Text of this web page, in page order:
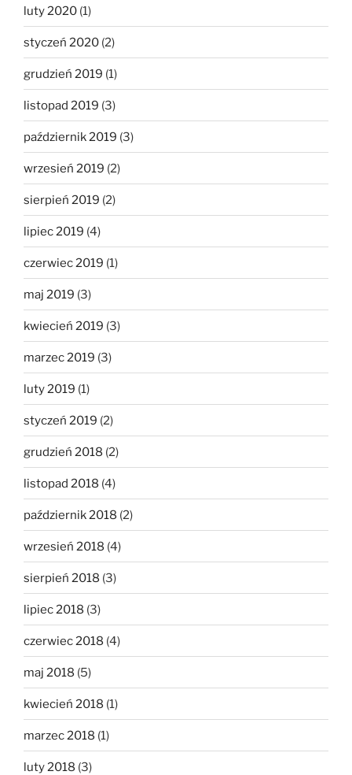
luty 2020 (1)
styczeń 2020 (2)
grudzień 2019 (1)
listopad 2019 (3)
październik 2019 (3)
wrzesień 2019 (2)
sierpień 2019 (2)
lipiec 2019 (4)
czerwiec 2019 (1)
maj 2019 (3)
kwiecień 2019 (3)
marzec 2019 (3)
luty 2019 (1)
styczeń 2019 (2)
grudzień 2018 (2)
listopad 2018 (4)
październik 2018 (2)
wrzesień 2018 (4)
sierpień 2018 (3)
lipiec 2018 (3)
czerwiec 2018 (4)
maj 2018 (5)
kwiecień 2018 (1)
marzec 2018 (1)
luty 2018 (3)